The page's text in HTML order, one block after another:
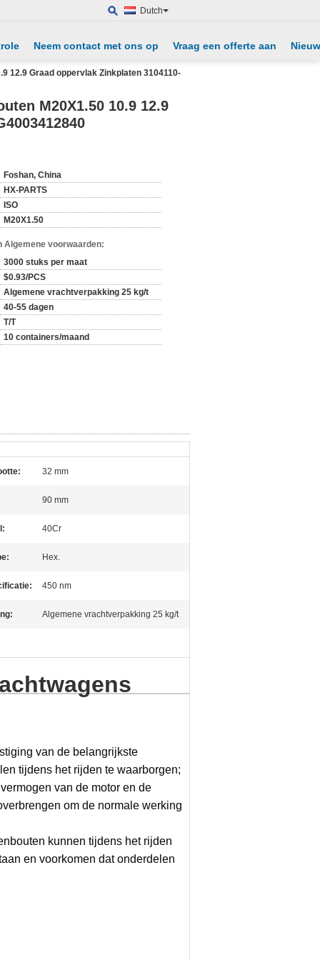
Dutch
Neem contact met ons op Vraag een offerte aan
12.9 Graad oppervlak Zinkplaten 3104110-
M20X1.50 10.9 12.9
Foshan, China
HX-PARTS
ISO
M20X1.50
Algemene voorwaarden:
3000 stuks per maat
$0.93/PCS
Algemene vrachtverpakking 25 kg/t
40-55 dagen
T/T
10 containers/maand
32 mm
90 mm
40Cr
Hex.
450 nm
Algemene vrachtverpakking 25 kg/t
van de belangrijkste
tijdens het rijden te waarborgen;
van de motor en de
om de normale werking
kunnen tijdens het rijden
en voorkomen dat onderdelen